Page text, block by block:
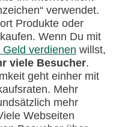
verwendet.
Produkte oder
Wenn Du mit
Geld verdienen willst,
viele Besucher.
geht einher mit
Mehr
mehr
Webseiten